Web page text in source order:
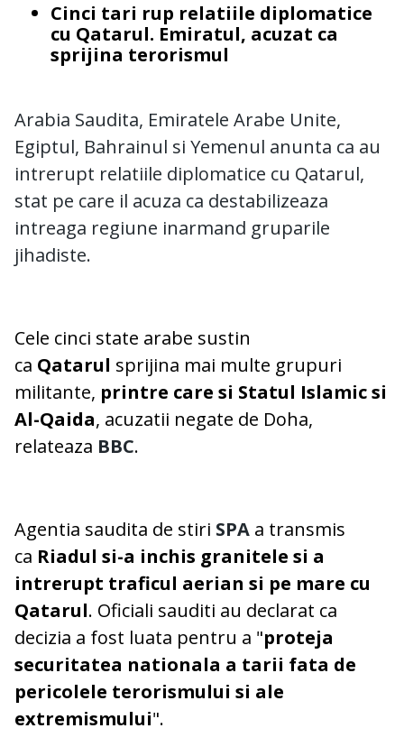
Cinci tari rup relatiile diplomatice
cu Qatarul. Emiratul, acuzat ca
sprijina terorismul
Arabia Saudita, Emiratele Arabe Unite,
Egiptul, Bahrainul si Yemenul anunta ca au
intrerupt relatiile diplomatice cu Qatarul,
stat pe care il acuza ca destabilizeaza
intreaga regiune inarmand gruparile
jihadiste.
Cele cinci state arabe sustin
ca Qatarul sprijina mai multe grupuri
militante, printre care si Statul Islamic si
Al-Qaida, acuzatii negate de Doha,
relateaza BBC.
Agentia saudita de stiri SPA a transmis
ca Riadul si-a inchis granitele si a
intrerupt traficul aerian si pe mare cu
Qatarul. Oficiali sauditi au declarat ca
decizia a fost luata pentru a "proteja
securitatea nationala a tarii fata de
pericolele terorismului si ale
extremismului".